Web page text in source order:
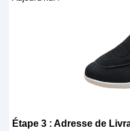
Étape 3 : Adresse de